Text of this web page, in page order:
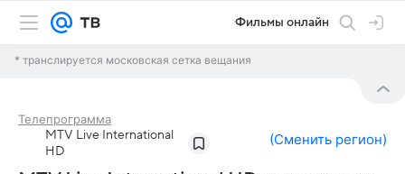
Фильмы онлайн
* транслируется московская сетка вещания
Телепрограмма
MTV Live International
HD
(Сменить регион)